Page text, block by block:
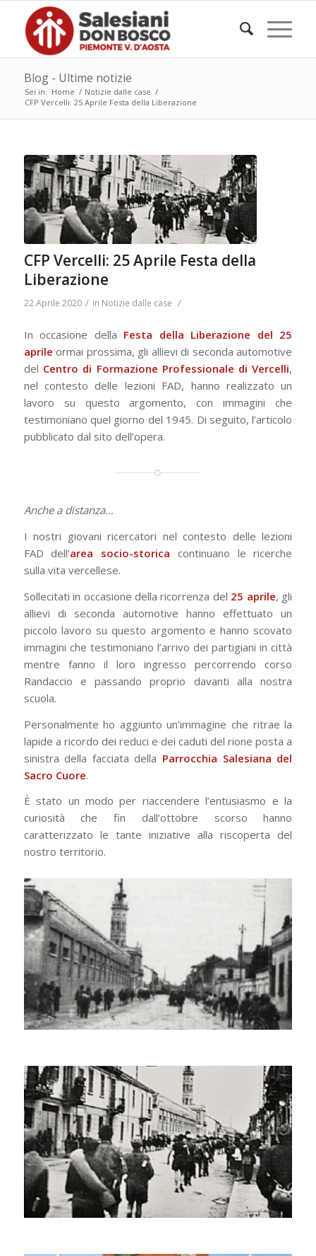
Blog - Ultime notizie
Sei in: Home / Notizie dalle case /
CFP Vercelli: 25 Aprile Festa della Liberazione
CFP Vercelli: 25 Aprile Festa della
Liberazione
22 Aprile 2020 / in Notizie dalle case /
In occasione della Festa della Liberazione del 25
aprile ormai prossima, gli allievi di seconda automotive
del Centro di Formazione Professionale di Vercelli,
nel contesto delle lezioni FAD, hanno realizzato un
lavoro su questo argomento, con immagini che
testimoniano quel giorno del 1945. Di seguito, l’articolo
pubblicato dal sito dell’opera.
Anche a distanza…
I nostri giovani ricercatori nel contesto delle lezioni
FAD dell’area socio-storica continuano le ricerche
sulla vita vercellese.
Sollecitati in occasione della ricorrenza del 25 aprile, gli
allievi di seconda automotive hanno effettuato un
piccolo lavoro su questo argomento e hanno scovato
immagini che testimoniano l’arrivo dei partigiani in città
mentre fanno il loro ingresso percorrendo corso
Randaccio e passando proprio davanti alla nostra
scuola.
Personalmente ho aggiunto un’immagine che ritrae la
lapide a ricordo dei reduci e dei caduti del rione posta a
sinistra della facciata della Parrocchia Salesiana del
Sacro Cuore.
È stato un modo per riaccendere l’entusiasmo e la
curiosità che fin dall’ottobre scorso hanno
caratterizzato le tante iniziative alla riscoperta del
nostro territorio.